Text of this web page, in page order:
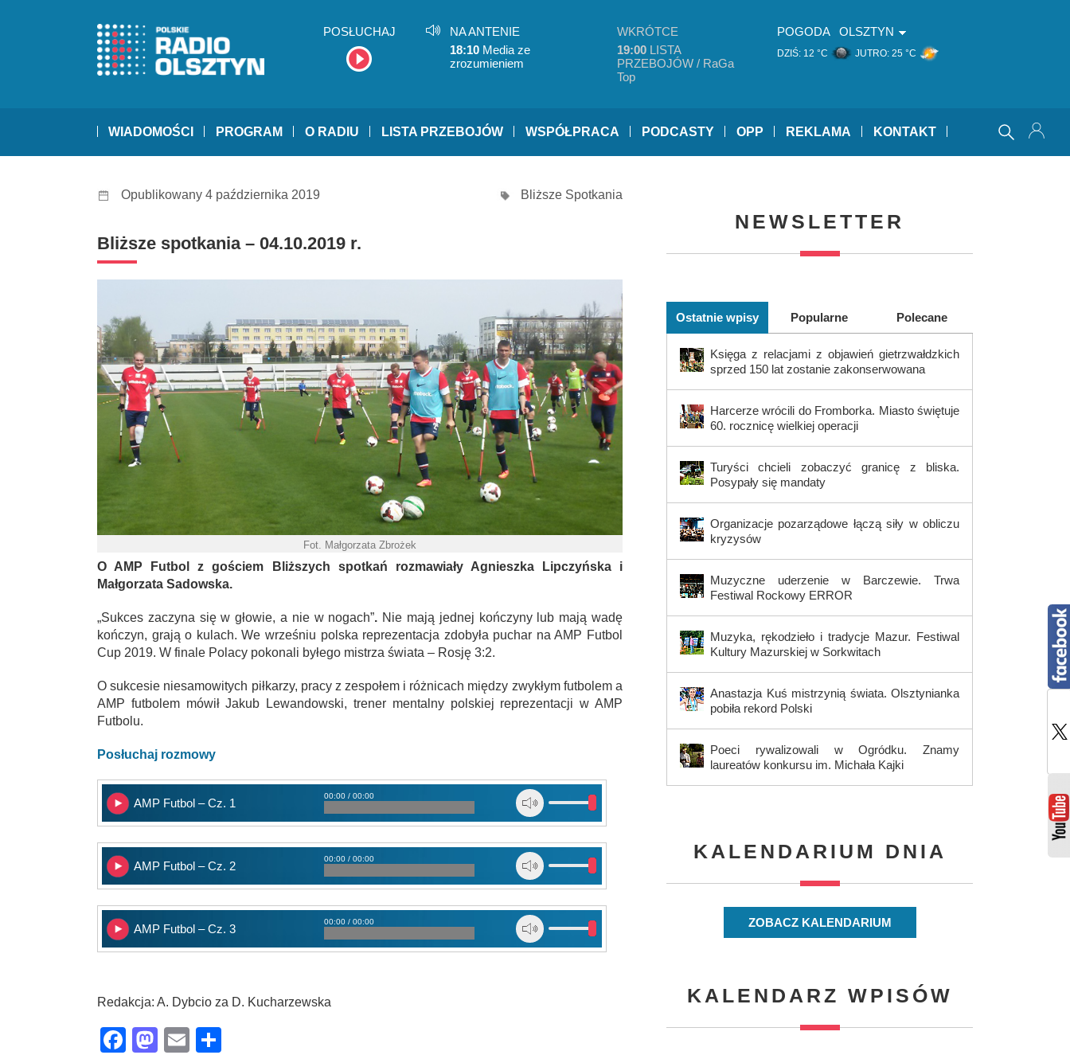
POSŁUCHAJ
NA ANTENIE
18:10 Media ze
zrozumieniem
WKRÓTCE
19:00 LISTA
PRZEBOJÓW / RaGa
Top
POGODA OLSZTYN
DZIŚ: 12 °C JUTRO: 25 °C
WIADOMOŚCI PROGRAM O RADIU LISTA PRZEBOJÓW WSPÓŁPRACA PODCASTY OPP REKLAMA KONTAKT
Opublikowany 4 października 2019 Bliższe Spotkania
Bliższe spotkania – 04.10.2019 r.
Fot. Małgorzata Zbrożek
O AMP Futbol z gościem Bliższych spotkań rozmawiały Agnieszka Lipczyńska i
Małgorzata Sadowska.
„Sukces zaczyna się w głowie, a nie w nogach”. Nie mają jednej kończyny lub mają wadę
kończyn, grają o kulach. We wrześniu polska reprezentacja zdobyła puchar na AMP Futbol
Cup 2019. W finale Polacy pokonali byłego mistrza świata – Rosję 3:2.
O sukcesie niesamowitych piłkarzy, pracy z zespołem i różnicach między zwykłym futbolem a
AMP futbolem mówił Jakub Lewandowski, trener mentalny polskiej reprezentacji w AMP
Futbolu.
Posłuchaj rozmowy
AMP Futbol – Cz. 1
00:00 / 00:00
AMP Futbol – Cz. 2
00:00 / 00:00
AMP Futbol – Cz. 3
00:00 / 00:00
Redakcja: A. Dybcio za D. Kucharzewska
Facebook
Mastodon
Email
NEWSLETTER
Ostatnie wpisy Popularne Polecane
Księga z relacjami z objawień gietrzwałdzkich
sprzed 150 lat zostanie zakonserwowana
Harcerze wrócili do Fromborka. Miasto świętuje
60. rocznicę wielkiej operacji
Turyści chcieli zobaczyć granicę z bliska.
Posypały się mandaty
Organizacje pozarządowe łączą siły w obliczu
kryzysów
Muzyczne uderzenie w Barczewie. Trwa
Festiwal Rockowy ERROR
Muzyka, rękodzieło i tradycje Mazur. Festiwal
Kultury Mazurskiej w Sorkwitach
Anastazja Kuś mistrzynią świata. Olsztynianka
pobiła rekord Polski
Poeci rywalizowali w Ogródku. Znamy
laureatów konkursu im. Michała Kajki
KALENDARIUM DNIA
ZOBACZ KALENDARIUM
KALENDARZ WPISÓW